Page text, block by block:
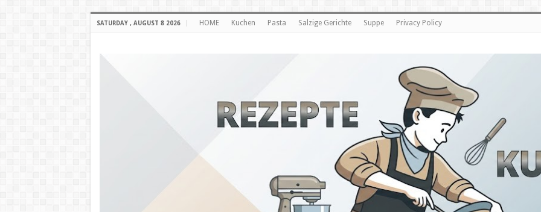
SATURDAY , AUGUST 8 2026 HOME Kuchen Pasta Salzige Gerichte Suppe Privacy Policy